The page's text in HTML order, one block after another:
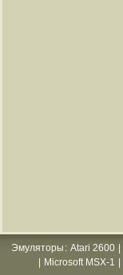
Эмуляторы : Atari 2600
Microsoft MSX-1